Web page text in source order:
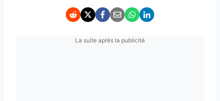
La suite après la publicité